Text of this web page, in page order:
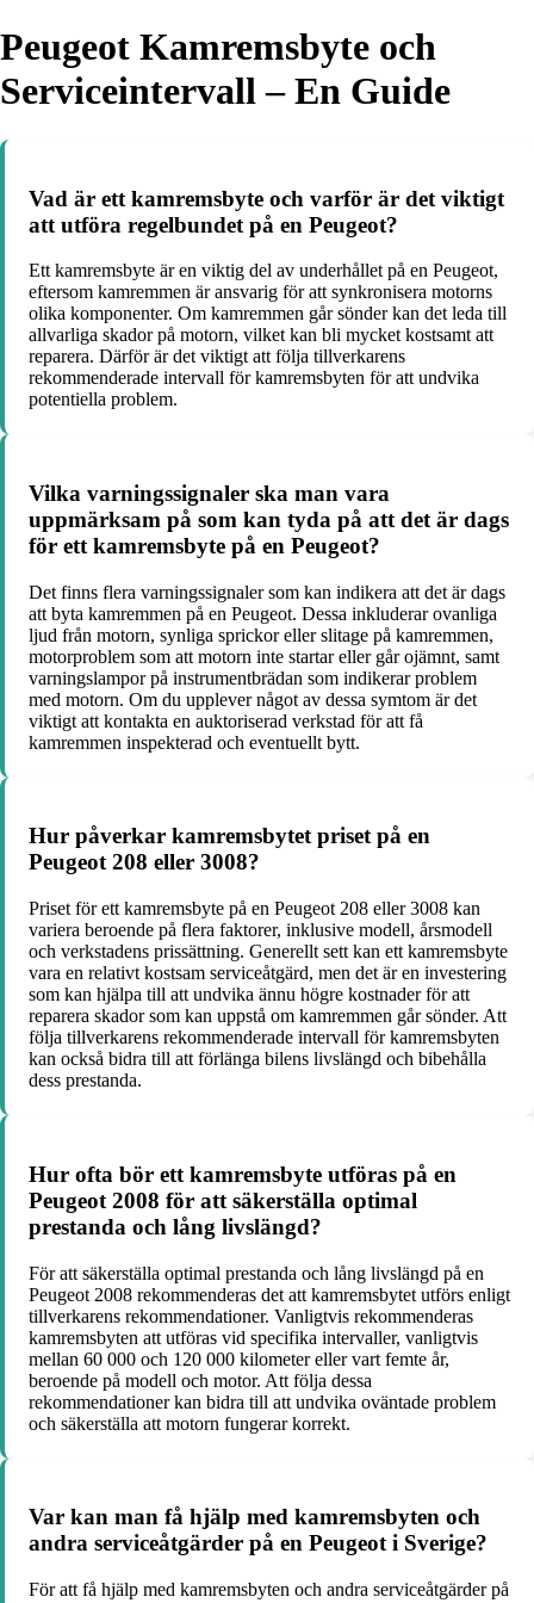
Peugeot Kamremsbyte och
Serviceintervall – En Guide
Vad är ett kamremsbyte och varför är det viktigt
att utföra regelbundet på en Peugeot?
Ett kamremsbyte är en viktig del av underhållet på en Peugeot,
eftersom kamremmen är ansvarig för att synkronisera motorns
olika komponenter. Om kamremmen går sönder kan det leda till
allvarliga skador på motorn, vilket kan bli mycket kostsamt att
reparera. Därför är det viktigt att följa tillverkarens
rekommenderade intervall för kamremsbyten för att undvika
potentiella problem.
Vilka varningssignaler ska man vara
uppmärksam på som kan tyda på att det är dags
för ett kamremsbyte på en Peugeot?
Det finns flera varningssignaler som kan indikera att det är dags
att byta kamremmen på en Peugeot. Dessa inkluderar ovanliga
ljud från motorn, synliga sprickor eller slitage på kamremmen,
motorproblem som att motorn inte startar eller går ojämnt, samt
varningslampor på instrumentbrädan som indikerar problem
med motorn. Om du upplever något av dessa symtom är det
viktigt att kontakta en auktoriserad verkstad för att få
kamremmen inspekterad och eventuellt bytt.
Hur påverkar kamremsbytet priset på en
Peugeot 208 eller 3008?
Priset för ett kamremsbyte på en Peugeot 208 eller 3008 kan
variera beroende på flera faktorer, inklusive modell, årsmodell
och verkstadens prissättning. Generellt sett kan ett kamremsbyte
vara en relativt kostsam serviceåtgärd, men det är en investering
som kan hjälpa till att undvika ännu högre kostnader för att
reparera skador som kan uppstå om kamremmen går sönder. Att
följa tillverkarens rekommenderade intervall för kamremsbyten
kan också bidra till att förlänga bilens livslängd och bibehålla
dess prestanda.
Hur ofta bör ett kamremsbyte utföras på en
Peugeot 2008 för att säkerställa optimal
prestanda och lång livslängd?
För att säkerställa optimal prestanda och lång livslängd på en
Peugeot 2008 rekommenderas det att kamremsbytet utförs enligt
tillverkarens rekommendationer. Vanligtvis rekommenderas
kamremsbyten att utföras vid specifika intervaller, vanligtvis
mellan 60 000 och 120 000 kilometer eller vart femte år,
beroende på modell och motor. Att följa dessa
rekommendationer kan bidra till att undvika oväntade problem
och säkerställa att motorn fungerar korrekt.
Var kan man få hjälp med kamremsbyten och
andra serviceåtgärder på en Peugeot i Sverige?
För att få hjälp med kamremsbyten och andra serviceåtgärder på